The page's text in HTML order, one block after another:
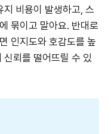
비용이 발생하고, 스
묶이고 말아요. 반대로
인지도와 호감도를 높
뢰를 떨어뜨릴 수 있